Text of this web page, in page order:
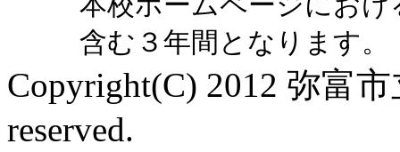
含む３年間となります。
Copyright(C) 2012 弥富
reserved.